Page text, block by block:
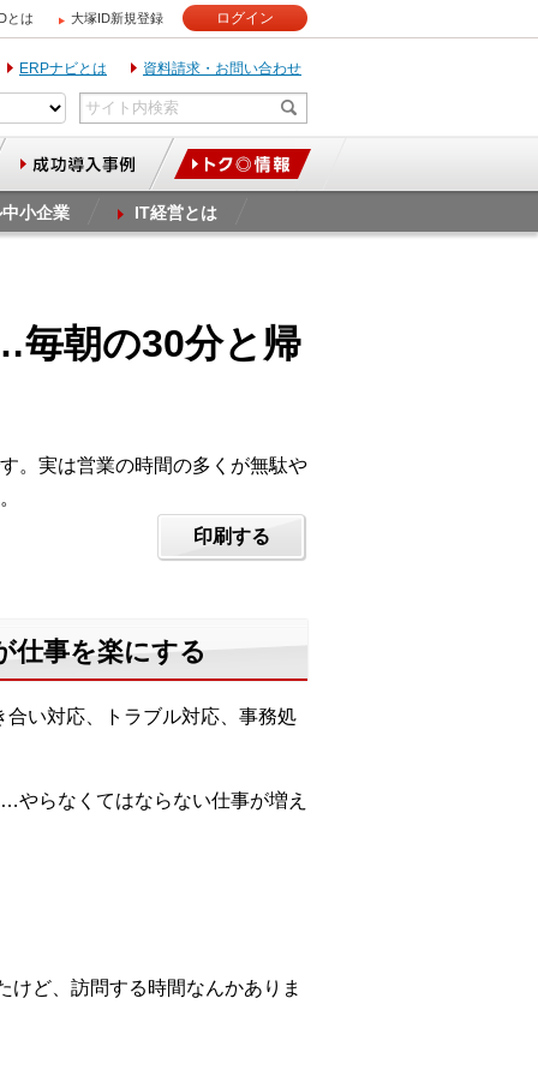
とは 大塚ID新規登録 ログイン
ERPナビとは 資料請求・お問い合わせ
小企業 IT経営とは
毎朝の30分と帰
。実は営業の時間の多くが無駄や
印刷する
仕事を楽にする
い対応、トラブル対応、事務処
やらなくてはならない仕事が増え
ど、訪問する時間なんかありま